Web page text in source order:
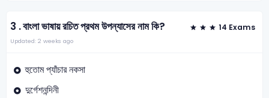
3 .বাংলা ভাষায় রচিত প্রথম উপন্যাসের নাম কি? 14 Exams
Updated: 2 weeks ago
হুতোম প্যাঁচার নকসা
দুর্গেশনন্দিনী